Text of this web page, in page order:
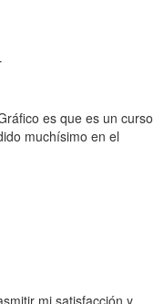
es que es un curso
muchísimo en el
mi satisfacción y